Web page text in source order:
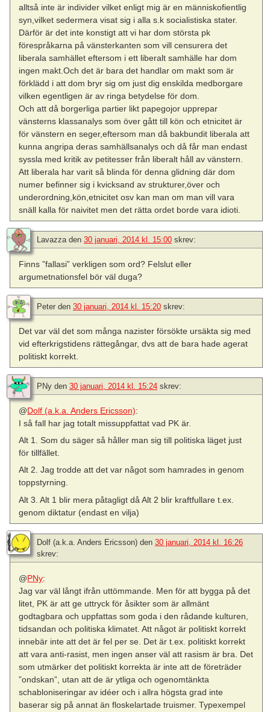
alltså inte är individer vilket enligt mig är en människofientlig
syn,vilket sedermera visat sig i alla s.k socialistiska stater.
Därför är det inte konstigt att vi har dom största pk
förespråkarna på vänsterkanten som vill censurera det
liberala samhället eftersom i ett liberalt samhälle har dom
ingen makt.Och det är bara det handlar om makt som är
förklädd i att dom bryr sig om just dig enskilda medborgare
vilken egentligen är av ringa betydelse för dom.
Och att då borgerliga partier likt papegojor upprepar
vänsterns klassanalys som över gått till kön och etnicitet är
för vänstern en seger,eftersom man då bakbundit liberala att
kunna angripa deras samhällsanalys och då får man endast
syssla med kritik av petitesser från liberalt håll av vänstern.
Att liberala har varit så blinda för denna glidning där dom
numer befinner sig i kvicksand av strukturer,över och
underordning,kön,etnicitet osv kan man om man vill vara
snäll kalla för naivitet men det rätta ordet borde vara idioti.
Lavazza den 30 januari, 2014 kl. 15:00 skrev:
Finns ”fallasi” verkligen som ord? Felslut eller
argumetnationsfel bör väl duga?
Peter den 30 januari, 2014 kl. 15:20 skrev:
Det var väl det som många nazister försökte ursäkta sig med
vid efterkrigstidens rättegångar, dvs att de bara hade agerat
politiskt korrekt.
PNy den 30 januari, 2014 kl. 15:24 skrev:
@Dolf (a.k.a. Anders Ericsson):
I så fall har jag totalt missuppfattat vad PK är.
Alt 1. Som du säger så håller man sig till politiska läget just
för tillfället.
Alt 2. Jag trodde att det var något som hamrades in genom
toppstyrning.
Alt 3. Alt 1 blir mera påtagligt då Alt 2 blir kraftfullare t.ex.
genom diktatur (endast en vilja)
Dolf (a.k.a. Anders Ericsson) den 30 januari, 2014 kl. 16:26
skrev:
@PNy:
Jag var väl långt ifrån uttömmande. Men för att bygga på det
litet, PK är att ge uttryck för åsikter som är allmänt
godtagbara och uppfattas som goda i den rådande kulturen,
tidsandan och politiska klimatet. Att något är politiskt korrekt
innebär inte att det är fel per se. Det är t.ex. politiskt korrekt
att vara anti-rasist, men ingen anser väl att rasism är bra. Det
som utmärker det politiskt korrekta är inte att de företräder
”ondskan”, utan att de är ytliga och ogenomtänkta
schabloniseringar av idéer och i allra högsta grad inte
baserar sig på annat än floskelartade truismer. Typexempel